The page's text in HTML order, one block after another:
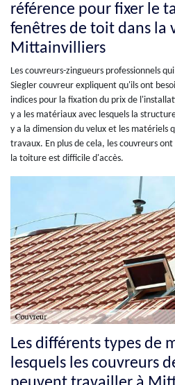
référence pour fixer le
fenêtres de toit dans la
Mittainvilliers
Les couvreurs-zingueurs professionnels
Siegler couvreur expliquent qu'ils ont
indices pour la fixation du prix de
y a les matériaux avec lesquels la
y a la dimension du velux et les matériels
travaux. En plus de cela, les couvreurs
la toiture est difficile d'accès.
Les différents types de
lesquels les couvreurs